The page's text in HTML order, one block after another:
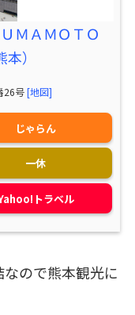
ＭＡＭＯＴＯ
）
26号[地図]
じゃらん
一休
トラベル
ので熊本観光に